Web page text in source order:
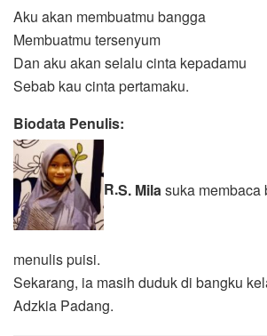
Aku akan membuatmu bangga
Membuatmu tersenyum
Dan aku akan selalu cinta kepadamu
Sebab kau cinta pertamaku.
Biodata Penulis:
R.S. Mila suka membaca
menulis puisi.
Sekarang, ia masih duduk di bangku
Adzkia Padang.